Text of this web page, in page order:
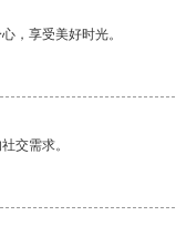
，享受美好时光。
交需求。